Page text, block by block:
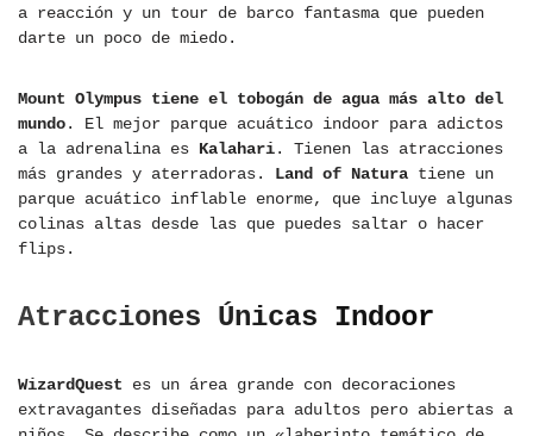
a reacción y un tour de barco fantasma que pueden
darte un poco de miedo.
Mount Olympus tiene el tobogán de agua más alto del
mundo. El mejor parque acuático indoor para adictos
a la adrenalina es Kalahari. Tienen las atracciones
más grandes y aterradoras. Land of Natura tiene un
parque acuático inflable enorme, que incluye algunas
colinas altas desde las que puedes saltar o hacer
flips.
Atracciones Únicas Indoor
WizardQuest es un área grande con decoraciones
extravagantes diseñadas para adultos pero abiertas a